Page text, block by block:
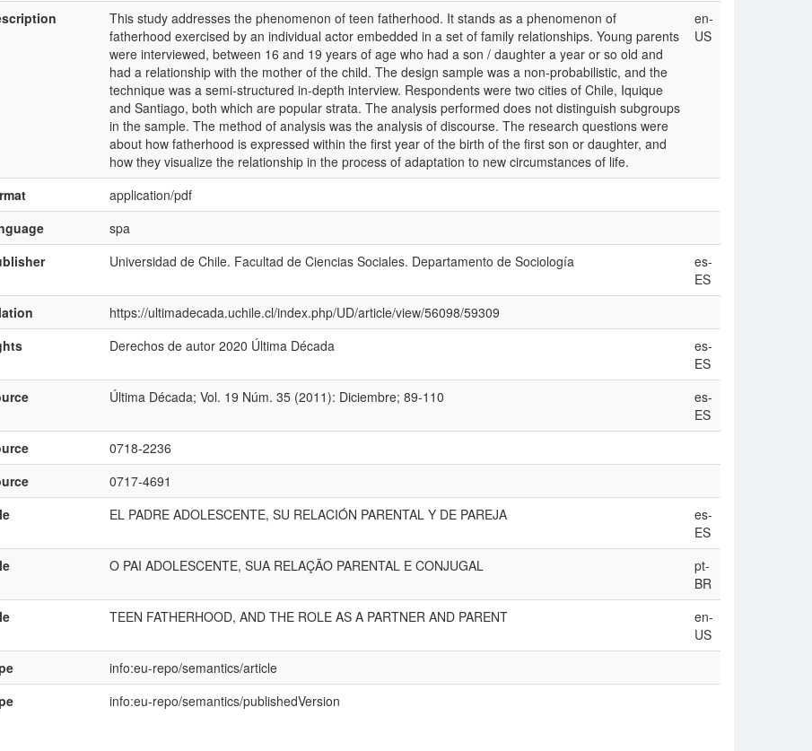
This study addresses the phenomenon of teen fatherhood. It stands as a phenomenon of
fatherhood exercised by an individual actor embedded in a set of family relationships. Young parents
were interviewed, between 16 and 19 years of age who had a son / daughter a year or so old and
had a relationship with the mother of the child. The design sample was a non-probabilistic, and the
technique was a semi-structured in-depth interview. Respondents were two cities of Chile, Iquique
and Santiago, both which are popular strata. The analysis performed does not distinguish subgroups
in the sample. The method of analysis was the analysis of discourse. The research questions were
about how fatherhood is expressed within the first year of the birth of the first son or daughter, and
how they visualize the relationship in the process of adaptation to new circumstances of life.
en-
US
application/pdf
spa
Universidad de Chile. Facultad de Ciencias Sociales. Departamento de Sociología
es-
ES
https://ultimadecada.uchile.cl/index.php/UD/article/view/56098/59309
Derechos de autor 2020 Última Década
es-
ES
Última Década; Vol. 19 Núm. 35 (2011): Diciembre; 89-110
es-
ES
0718-2236
0717-4691
EL PADRE ADOLESCENTE, SU RELACIÓN PARENTAL Y DE PAREJA
es-
ES
O PAI ADOLESCENTE, SUA RELAÇÃO PARENTAL E CONJUGAL
pt-
BR
TEEN FATHERHOOD, AND THE ROLE AS A PARTNER AND PARENT
en-
US
info:eu-repo/semantics/article
info:eu-repo/semantics/publishedVersion